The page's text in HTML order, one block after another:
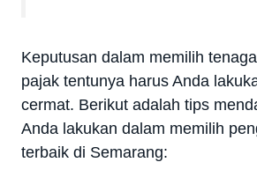
Keputusan dalam memilih
pajak tentunya harus Anda
cermat. Berikut adalah tips
Anda lakukan dalam memilih
terbaik di Semarang: